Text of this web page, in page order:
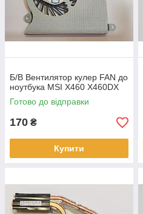
Б/В Вентилятор кулер FAN до
ноутбука MSI X460 X460DX
Готово до відправки
170 ₴
Купити